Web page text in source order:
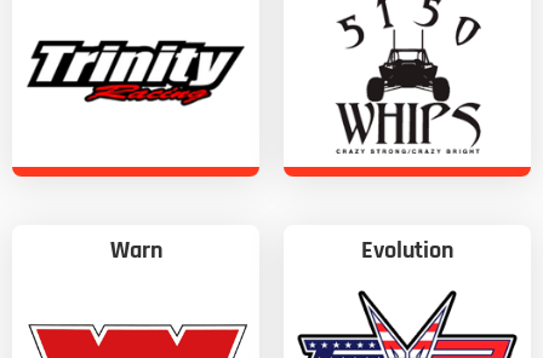
Warn Evolution